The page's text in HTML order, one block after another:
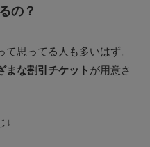
の？
て思ってる人も多いはず。
まな割引チケット が用意さ
↓